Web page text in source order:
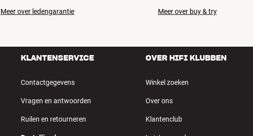
Meer over ledengarantie Meer over buy & try
KLANTENSERVICE
Contactgegevens
Vragen en antwoorden
Ruilen en retourneren
OVER HIFI KLUBBEN
Winkel zoeken
Over ons
Klantenclub